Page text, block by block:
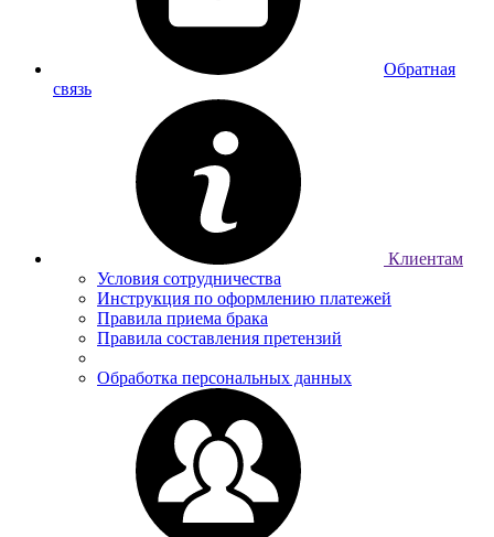
Обратная
связь
Клиентам
Условия сотрудничества
Инструкция по оформлению платежей
Правила приема брака
Правила составления претензий
Обработка персональных данных